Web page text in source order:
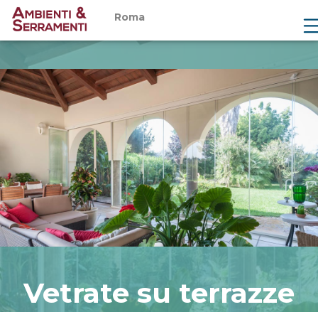
Roma
Chi siamo
Prodotti
Showroom
Magazine
Preventivi
Vetrate su terrazze